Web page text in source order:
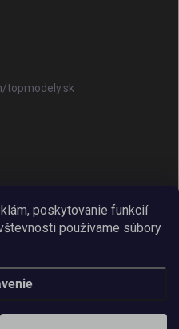
poskytovanie funkcií
používame súbory
topmodely.sk
vyhradené.Upraviť nastavenie